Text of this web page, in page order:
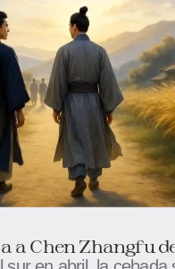
a Chen Zhangfu